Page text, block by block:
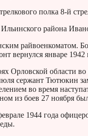
полка 8-й
района
райвоенкоматом.
вернулся январе 1942
области во
сержант Тютюкин
во время
из боев 27 ноября
1944 года